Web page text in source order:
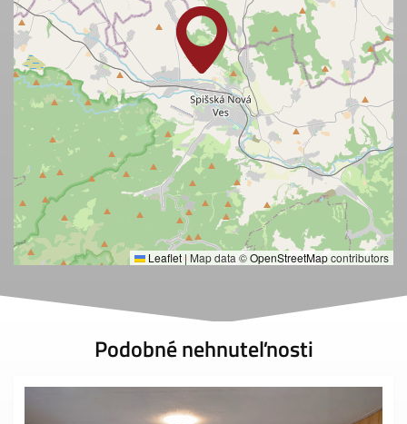
Leaflet | Map data ©OpenStreetMapcontributors
Podobné nehnuteľnosti